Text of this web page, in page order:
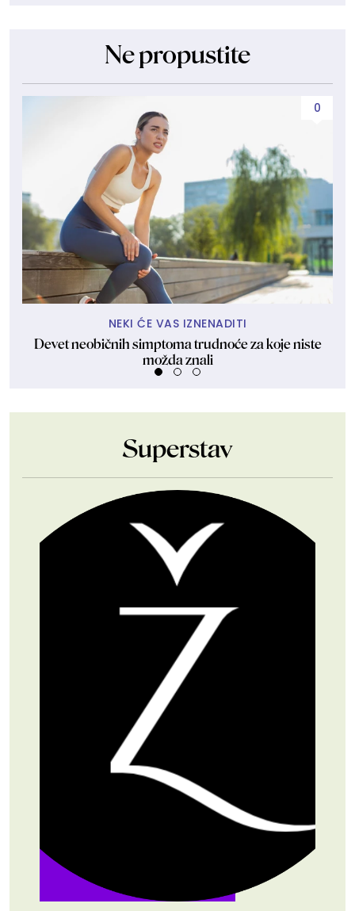
Ne propustite
0
NEKI ĆE VAS IZNENADITI
Devet neobičnih simptoma trudnoće za koje niste
možda znali
Superstav